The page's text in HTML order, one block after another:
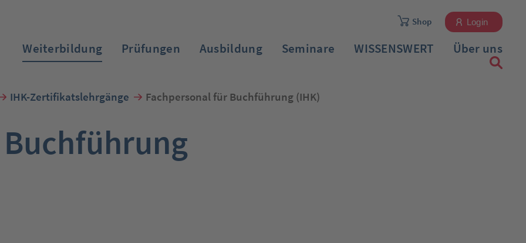
Login
Shop
Weiterbildung Prüfungen Ausbildung Seminare WISSENSWERT Über uns
Zum Login
IHK-Zertifikatslehrgänge Fachpersonal für Buchführung (IHK)